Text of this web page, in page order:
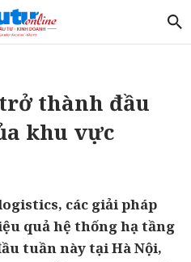
thành đầu
khu vực
các giải pháp
quả hệ thống hạ tầng
tuần này tại Hà Nội,